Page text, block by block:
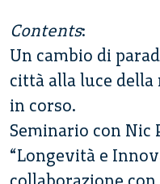
Contents:
Un cambio di
città alla luce
in corso.
Seminario con Nic
“Longevità e